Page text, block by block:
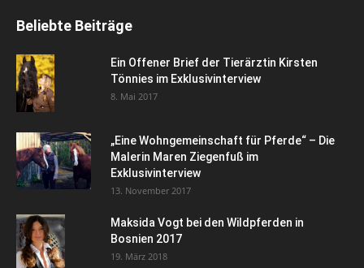
Beliebte Beiträge
Ein Offener Brief der Tierärztin Kirsten
Tönnies im Exklusivinterview
8. Mai 2017
„Eine Wohngemeinschaft für Pferde“ – Die
Malerin Maren Ziegenfuß im
Exklusivinterview
13. November 2017
Maksida Vogt bei den Wildpferden in
Bosnien 2017
19. März 2018